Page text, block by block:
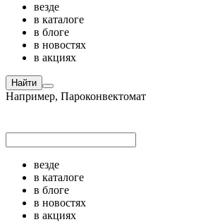
везде
в каталоге
в блоге
в новостях
в акциях
Найти
Например, Пароконвектомат
везде
в каталоге
в блоге
в новостях
в акциях